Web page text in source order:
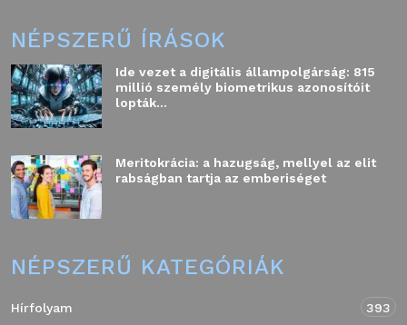
NÉPSZERŰ ÍRÁSOK
Ide vezet a digitális állampolgárság: 815
millió személy biometrikus azonosítóit
lopták...
Meritokrácia: a hazugság, mellyel az elit
rabságban tartja az emberiséget
NÉPSZERŰ KATEGÓRIÁK
Hírfolyam 393